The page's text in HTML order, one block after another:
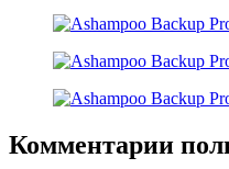
Комментарии